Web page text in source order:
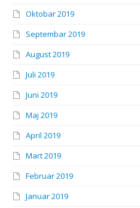
Oktobar 2019
Septembar 2019
August 2019
Juli 2019
Juni 2019
Maj 2019
April 2019
Mart 2019
Februar 2019
Januar 2019